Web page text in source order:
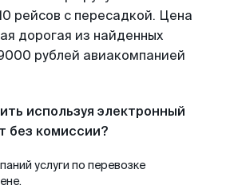
рейсов с пересадкой. Цена
дорогая из найденных
рублей авиакомпанией
используя электронный
без комиссии?
услуги по перевозке